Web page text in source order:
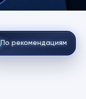
По рекомендациям